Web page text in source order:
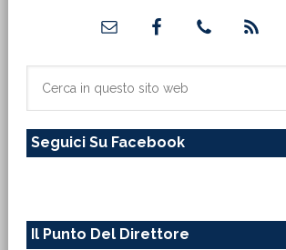
primaria
sito
Seguici Su Facebook
Il Punto Del Direttore